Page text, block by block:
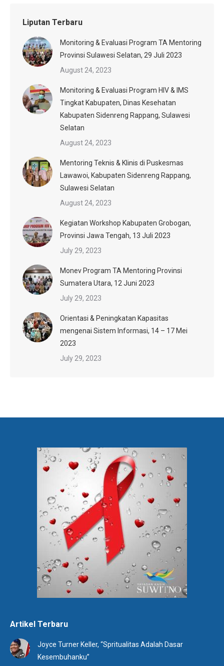
Liputan Terbaru
Monitoring & Evaluasi Program TA Mentoring
Provinsi Sulawesi Selatan, 29 Juli 2023
August 24, 2023
Monitoring & Evaluasi Program HIV & IMS
Tingkat Kabupaten, Dinas Kesehatan
Kabupaten Sidenreng Rappang, Sulawesi
Selatan
August 24, 2023
Mentoring Teknis & Klinis di Puskesmas
Lawawoi, Kabupaten Sidenreng Rappang,
Sulawesi Selatan
August 24, 2023
Kegiatan Workshop Kabupaten Grobogan,
Provinsi Jawa Tengah, 13 Juli 2023
July 29, 2023
Monev Program TA Mentoring Provinsi
Sumatera Utara, 12 Juni 2023
July 29, 2023
Orientasi & Peningkatan Kapasitas
mengenai Sistem Informasi, 14 – 17 Mei
2023
July 29, 2023
Artikel Terbaru
Joyce Turner Keller, “Spritualitas Adalah Dasar
Kesembuhanku”